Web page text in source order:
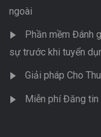
ngoài
Phần mềm Đánh
sự trước khi tuyển
Giải pháp Cho
Miễn phí Đăng tin